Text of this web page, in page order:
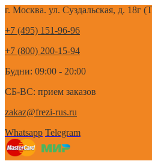
г. Москва. ул. Суздальская, д.
+7 (495) 151-96-96
+7 (800) 200-15-94
Будни: 09:00 - 20:00
СБ-ВС: прием заказов
zakaz@frezi-rus.ru
Whatsapp Telegram